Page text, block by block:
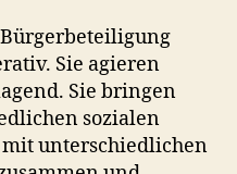
Sie agieren
Sie bringen
sozialen
mit unterschiedlichen